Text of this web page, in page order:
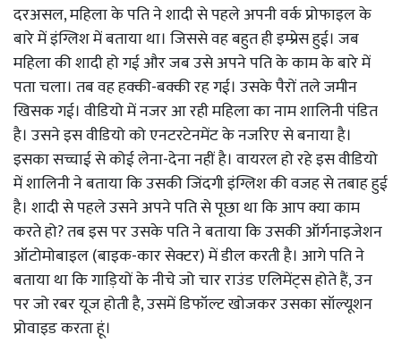
दरअसल, महिला के पति ने शादी से पहले अपनी वर्क प्रोफाइल के
बारे में इंग्लिश में बताया था। जिससे वह बहुत ही इम्प्रेस हुई। जब
महिला की शादी हो गई और जब उसे अपने पति के काम के बारे में
पता चला। तब वह हक्की-बक्की रह गई। उसके पैरों तले जमीन
खिसक गई। वीडियो में नजर आ रही महिला का नाम शालिनी पंडित
है। उसने इस वीडियो को एनटरटेनमेंट के नजरिए से बनाया है।
इसका सच्चाई से कोई लेना-देना नहीं है। वायरल हो रहे इस वीडियो
में शालिनी ने बताया कि उसकी जिंदगी इंग्लिश की वजह से तबाह हुई
है। शादी से पहले उसने अपने पति से पूछा था कि आप क्या काम
करते हो? तब इस पर उसके पति ने बताया कि उसकी ऑर्गनाइजेशन
ऑटोमोबाइल (बाइक-कार सेक्टर) में डील करती है। आगे पति ने
बताया था कि गाड़ियों के नीचे जो चार राउंड एलिमेंट्स होते हैं, उन
पर जो रबर यूज होती है, उसमें डिफॉल्ट खोजकर उसका सॉल्यूशन
प्रोवाइड करता हूं।